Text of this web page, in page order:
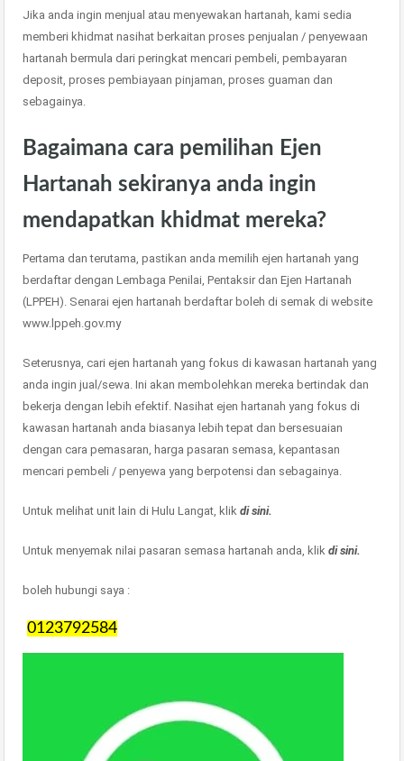
Jika anda ingin menjual atau menyewakan hartanah, kami sedia
memberi khidmat nasihat berkaitan proses penjualan / penyewaan
hartanah bermula dari peringkat mencari pembeli, pembayaran
deposit, proses pembiayaan pinjaman, proses guaman dan
sebagainya.
Bagaimana cara pemilihan Ejen
Hartanah sekiranya anda ingin
mendapatkan khidmat mereka?
Pertama dan terutama, pastikan anda memilih ejen hartanah yang
berdaftar dengan Lembaga Penilai, Pentaksir dan Ejen Hartanah
(LPPEH). Senarai ejen hartanah berdaftar boleh di semak di website
www.lppeh.gov.my
Seterusnya, cari ejen hartanah yang fokus di kawasan hartanah yang
anda ingin jual/sewa. Ini akan membolehkan mereka bertindak dan
bekerja dengan lebih efektif. Nasihat ejen hartanah yang fokus di
kawasan hartanah anda biasanya lebih tepat dan bersesuaian
dengan cara pemasaran, harga pasaran semasa, kepantasan
mencari pembeli / penyewa yang berpotensi dan sebagainya.
Untuk melihat unit lain di Hulu Langat, klik di sini.
Untuk menyemak nilai pasaran semasa hartanah anda, klik di sini.
boleh hubungi saya :
0123792584